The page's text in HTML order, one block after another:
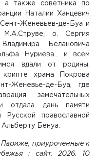
а также советника по
Наталии Ханцевич
Женевьев-де-Буа и
о. Сергия
Белановича
Нуриева… и всем
вдали от родины.
храма Покрова
Женевье-де-Буа, где
замечательных
отдала дань памяти
Русской православной
Бенуа.
приуроченные к
: сайт. 2026. 10